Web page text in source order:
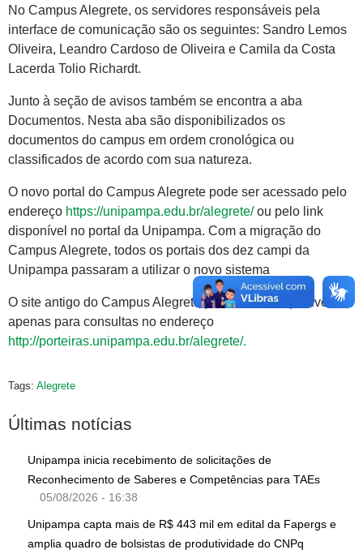
No Campus Alegrete, os servidores responsáveis pela
interface de comunicação são os seguintes: Sandro Lemos
Oliveira, Leandro Cardoso de Oliveira e Camila da Costa
Lacerda Tolio Richardt.
Junto à seção de avisos também se encontra a aba
Documentos. Nesta aba são disponibilizados os
documentos do campus em ordem cronológica ou
classificados de acordo com sua natureza.
O novo portal do Campus Alegrete pode ser acessado pelo
endereço https://unipampa.edu.br/alegrete/ou pelo link
disponível no portal da Unipampa. Com a migração do
Campus Alegrete, todos os portais dos dez campi da
Unipampa passaram a utilizar o novo sistema
O site antigo do Campus Alegrete permanece disponível
apenas para consultas no endereço
http://porteiras.unipampa.edu.br/alegrete/.
Tags: Alegrete
Últimas notícias
Unipampa inicia recebimento de solicitações de
Reconhecimento de Saberes e Competências para TAEs
05/08/2026 - 16:38
Unipampa capta mais de R$ 443 mil em edital da Fapergs e
amplia quadro de bolsistas de produtividade do CNPq